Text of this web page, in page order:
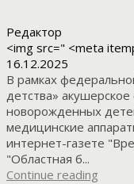
Редактор
<img src=" <meta
16.12.2025
В рамках
детства»
новорожденных
медицинские
интернет-газете
"Областная б...
Continue reading